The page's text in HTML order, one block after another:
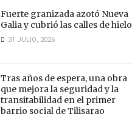
Fuerte granizada azotó Nueva
Galia y cubrió las calles de hielo
31 JULIO, 2026
Tras años de espera, una obra
que mejora la seguridad y la
transitabilidad en el primer
barrio social de Tilisarao